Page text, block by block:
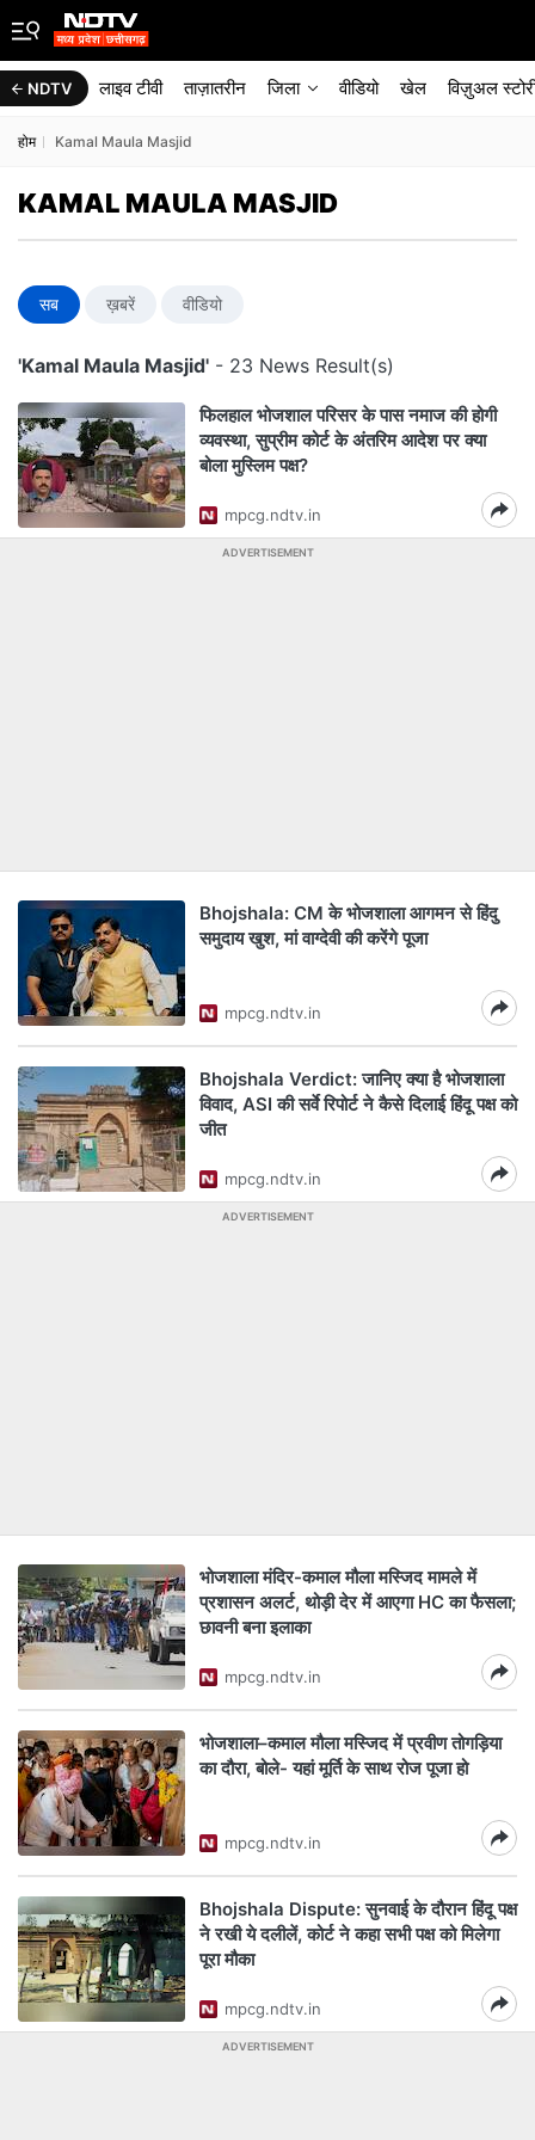
NDTV लाइव टीवी ताज़ातरीन जिला वीडियो खेल विज़ुअल
होम Kamal Maula Masjid
KAMAL MAULA MASJID
सब ख़बरें वीडियो
'Kamal Maula Masjid' - 23 News Result(s)
फिलहाल भोजशाल परिसर के पास नमाज की होगी
व्यवस्था, सुप्रीम कोर्ट के अंतरिम आदेश पर क्या
बोला मुस्लिम पक्ष?
mpcg.ndtv.in
ADVERTISEMENT
Bhojshala: CM के भोजशाला आगमन से हिंदु
समुदाय खुश, मां वाग्देवी की करेंगे पूजा
mpcg.ndtv.in
Bhojshala Verdict: जानिए क्या है भोजशाला
विवाद, ASI की सर्वे रिपोर्ट ने कैसे दिलाई हिंदू पक्ष को
जीत
mpcg.ndtv.in
ADVERTISEMENT
भोजशाला मंदिर-कमाल मौला मस्जिद मामले में
प्रशासन अलर्ट, थोड़ी देर में आएगा HC का फैसला;
छावनी बना इलाका
mpcg.ndtv.in
भोजशाला–कमाल मौला मस्जिद में प्रवीण तोगड़िया
का दौरा, बोले- यहां मूर्ति के साथ रोज पूजा हो
mpcg.ndtv.in
Bhojshala Dispute: सुनवाई के दौरान हिंदू पक्ष
ने रखी ये दलीलें, कोर्ट ने कहा सभी पक्ष को मिलेगा
पूरा मौका
mpcg.ndtv.in
ADVERTISEMENT